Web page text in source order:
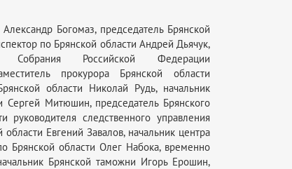
Богомаз, председатель Брянской
по Брянской области Андрей Дьячук,
Собрания Российской Федерации
прокурора Брянской области
области Николай Рудь, начальник
Сергей Митюшин, председатель Брянского
следственного управления
Евгений Завалов, начальник центра
Брянской области Олег Набока, временно
Брянской таможни Игорь Ерошин,